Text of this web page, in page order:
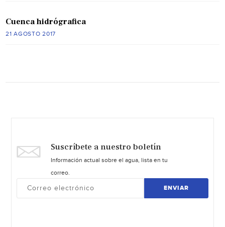
Cuenca hidrógrafica
21 AGOSTO 2017
Suscríbete a nuestro boletín
Información actual sobre el agua, lista en tu
correo.
ENVIAR